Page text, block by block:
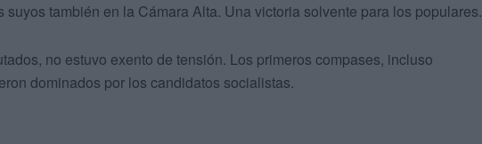
suyos también en la Cámara Alta. Una victoria solvente para los populares.
no estuvo exento de tensión. Los primeros compases, incluso
dominados por los candidatos socialistas.